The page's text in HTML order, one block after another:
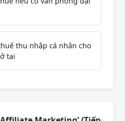
thu nhập cá nhân cho
tại